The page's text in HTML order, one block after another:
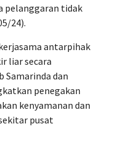
pelanggaran tidak
24).
antarpihak
liar secara
Samarinda dan
penegakan
kenyamanan dan
pusat